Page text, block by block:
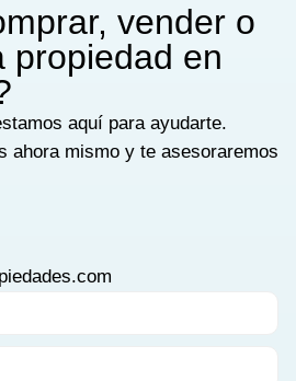
vender o
propiedad en
aquí para ayudarte.
ahora mismo y te asesoraremos